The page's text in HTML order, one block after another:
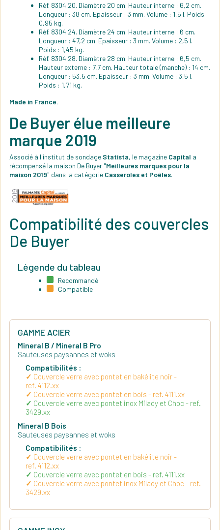
Réf. 8304.20. Diamètre 20 cm. Hauteur interne : 6,2 cm.
Longueur : 38 cm. Epaisseur : 3 mm. Volume : 1,5 l. Poids :
0,95 kg.
Réf. 8304.24. Diamètre 24 cm. Hauteur interne : 6 cm.
Longueur : 47,2 cm. Epaisseur : 3 mm. Volume : 2,5 l.
Poids : 1,45 kg.
Réf. 8304.28. Diamètre 28 cm. Hauteur interne : 6,5 cm.
Hauteur externe : 7,7 cm. Hauteur totale (manche) : 14 cm.
Longueur : 53,5 cm. Epaisseur : 3 mm. Volume : 3,5 l.
Poids : 1,71 kg.
Made in France.
De Buyer élue meilleure
marque 2019
Associé à l'institut de sondage Statista, le magazine Capital a
récompensé la maison De Buyer "Meilleures marques pour la
maison 2019" dans la catégorie Casseroles et Poêles.
Compatibilité des couvercles
De Buyer
Légende du tableau
Recommandé
Compatible
GAMME ACIER
Mineral B / Mineral B Pro
Sauteuses paysannes et woks
Compatibilités :
Couvercle verre avec pontet en bakélite noir -
ref. 4112.xx
Couvercle verre avec pontet en bois - ref. 4111.xx
Couvercle verre avec pontet inox Milady et Choc - ref.
3429.xx
Mineral B Bois
Sauteuses paysannes et woks
Compatibilités :
Couvercle verre avec pontet en bakélite noir -
ref. 4112.xx
Couvercle verre avec pontet en bois - ref. 4111.xx
Couvercle verre avec pontet inox Milady et Choc - ref.
3429.xx